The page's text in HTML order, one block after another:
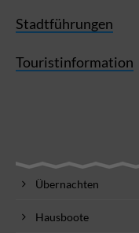
Stadtführungen
Touristinformation
Übernachten
Hausboote